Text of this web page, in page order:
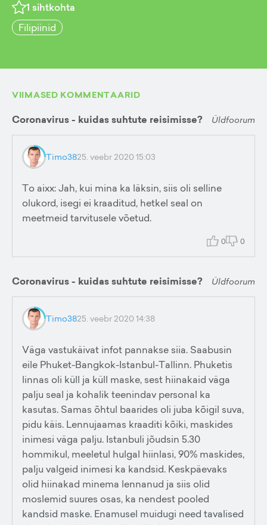
1 sihtkohta
Filipiinid
VIIMASED KOMMENTAARID
Coronavirus - kuidas suhtute reisimisse? Üldfoorum
Timo3825. veebr 2020 15:03
To aixx: Jah, kui mina ka läksin, siis oli selline
olukord, isegi ei kraaditud, hetkel seal on
meetmeid tarvitusele võetud.
0 0
Coronavirus - kuidas suhtute reisimisse? Üldfoorum
Timo3825. veebr 2020 14:38
Väga vastukäivat infot pannakse siia. Saabusin
eile Phuket-Bangkok-Istanbul-Tallinn. Phuketis
linnas oli küll ja küll maske, sest hiinakaid väga
palju seal ja kohalik teenindav personal ka
kasutas. Samas õhtul baarides oli juba kõigil suva,
pidu käis. Lennujaamas kraaditi kõiki, maskides
inimesi väga palju. Istanbuli jõudsin 5.30
hommikul, meeletul hulgal hiinlasi, 90% maskides,
palju valgeid inimesi ka kandsid. Keskpäevaks
olid hiinakad minema lennanud ja siis olid
moslemid suures osas, ka nendest pooled
kandsid maske. Enamusel muidugi need tavalised